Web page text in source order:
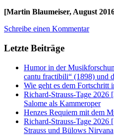
[Martin Blaumeiser, August
Schreibe einen Kommentar
Letzte Beiträge
Humor in der
cantu fractibili“ (1898) und
Wie geht es dem Fortschritt
Richard-Strauss-Tage 2026
Salome als Kammeroper
Henzes Requiem mit dem
Richard-Strauss-Tage 2026
Strauss und Bülows Nirvana